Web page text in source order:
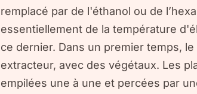
remplacé par de l'éthanol ou de
essentiellement de la température
ce dernier. Dans un premier temps,
extracteur, avec des végétaux. Les
empilées une à une et percées par